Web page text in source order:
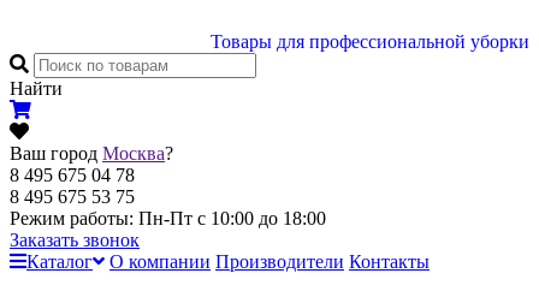
Товары для профессиональной уборки
Найти
Ваш город Москва?
8 495 675 04 78
8 495 675 53 75
Режим работы: Пн-Пт с 10:00 до 18:00
Заказать звонок
Каталог
О компании Производители Контакты